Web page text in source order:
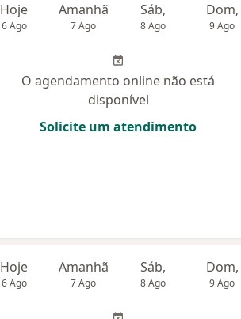
Hoje
6 Ago
Amanhã
7 Ago
Sáb,
8 Ago
Dom,
9 Ago
O agendamento online não está
disponível
Solicite um atendimento
Hoje
6 Ago
Amanhã
7 Ago
Sáb,
8 Ago
Dom,
9 Ago